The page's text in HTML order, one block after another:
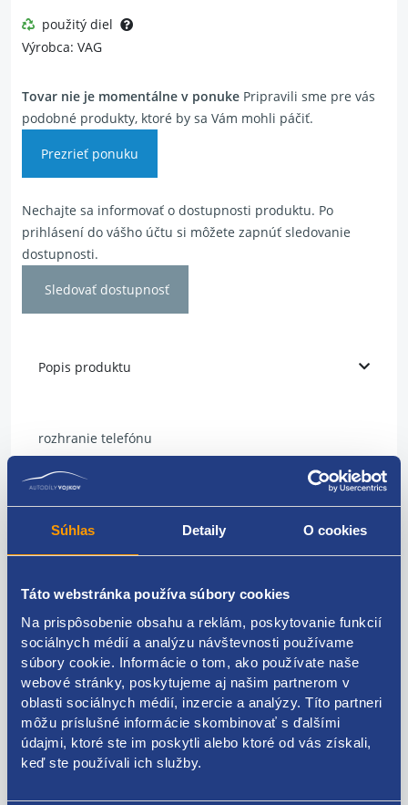
Súhlas Detaily O cookies
Táto webstránka používa súbory cookies
Na prispôsobenie obsahu a reklám, poskytovanie funkcií
sociálnych médií a analýzu návštevnosti používame
súbory cookie. Informácie o tom, ako používate naše
webové stránky, poskytujeme aj našim partnerom v
oblasti sociálnych médií, inzercie a analýzy. Títo partneri
môžu príslušné informácie skombinovať s ďalšími
údajmi, ktoré ste im poskytli alebo ktoré od vás získali,
keď ste používali ich služby.
použitý diel
Výrobca: VAG
Tovar nie je momentálne v ponuke Pripravili sme pre vás
podobné produkty, ktoré by sa Vám mohli páčiť.
Prezrieť ponuku
Nechajte sa informovať o dostupnosti produktu. Po
prihlásení do vášho účtu si môžete zapnúť sledovanie
dostupnosti.
Sledovať dostupnosť
Popis produktu
rozhranie telefónu
VAG originál: 1U0035729B
1U0035729B
Použiteľné pre vozidlá
Škoda Octavia I 1996-2010
Škoda Superb I 2001-2008
Za kvalitu ručíme!